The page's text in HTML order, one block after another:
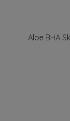
Aloe BHA